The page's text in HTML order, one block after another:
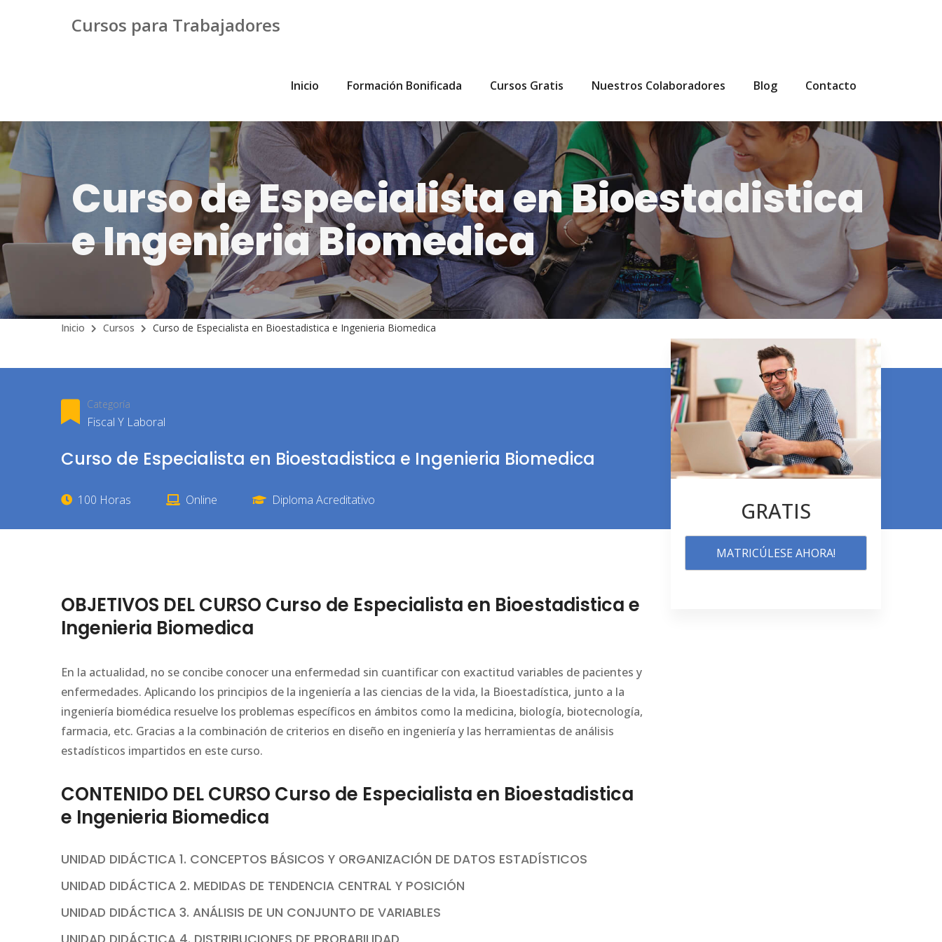
Cursos para Trabajadores
Inicio Formación Bonificada Cursos Gratis Nuestros Colaboradores Blog Contacto
Curso de Especialista en Bioestadistica
e Ingenieria Biomedica
Inicio Cursos Curso de Especialista en Bioestadistica e Ingenieria Biomedica
Categoría
Fiscal Y Laboral
Curso de Especialista en Bioestadistica e Ingenieria Biomedica
100 Horas Online Diploma Acreditativo
OBJETIVOS DEL CURSO Curso de Especialista en Bioestadistica e
Ingenieria Biomedica
En la actualidad, no se concibe conocer una enfermedad sin cuantificar con exactitud variables de pacientes y
enfermedades. Aplicando los principios de la ingeniería a las ciencias de la vida, la Bioestadística, junto a la
ingeniería biomédica resuelve los problemas específicos en ámbitos como la medicina, biología, biotecnología,
farmacia, etc. Gracias a la combinación de criterios en diseño en ingeniería y las herramientas de análisis
estadísticos impartidos en este curso.
CONTENIDO DEL CURSO Curso de Especialista en Bioestadistica
e Ingenieria Biomedica
UNIDAD DIDÁCTICA 1. CONCEPTOS BÁSICOS Y ORGANIZACIÓN DE DATOS ESTADÍSTICOS
UNIDAD DIDÁCTICA 2. MEDIDAS DE TENDENCIA CENTRAL Y POSICIÓN
UNIDAD DIDÁCTICA 3. ANÁLISIS DE UN CONJUNTO DE VARIABLES
GRATIS
MATRICÚLESE AHORA!